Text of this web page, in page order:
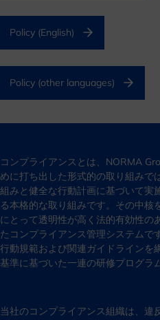
Policy (English)
Policy (other languages)
コンプライアンスとは、NORMA
めに打ち出した形式的の取り組みで
組みと健全な行動計画に基づいて実
る本格的な取り組みです。その中核
にとって透明性が高く法的有効性の
たコンプライアンス管理システムで
行動規範および関連ガイドラインを
基準に基づいた一連の研修プログラ
当社のコンプライアンス組織は、違